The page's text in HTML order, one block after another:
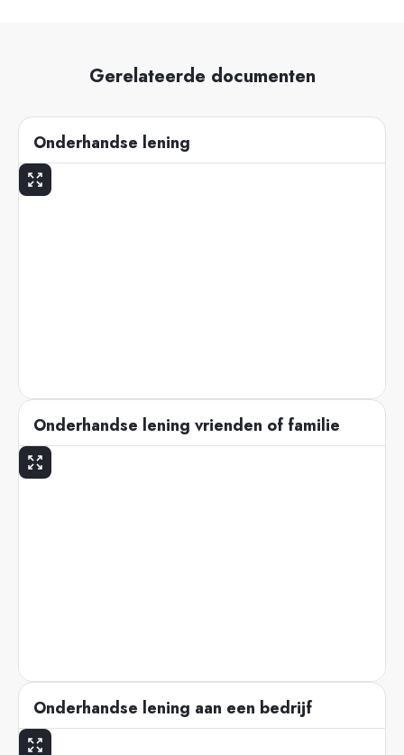
Gerelateerde documenten
Onderhandse lening
Onderhandse lening vrienden of familie
Onderhandse lening aan een bedrijf